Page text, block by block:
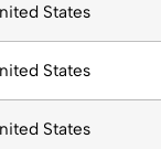
States
States
States